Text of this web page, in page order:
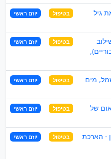
גיל
בטיפול יוזם ראשי
בטיפול יוזם ראשי
מים
בטיפול יוזם ראשי
של
בטיפול יוזם ראשי
- הארכת
בטיפול יוזם ראשי